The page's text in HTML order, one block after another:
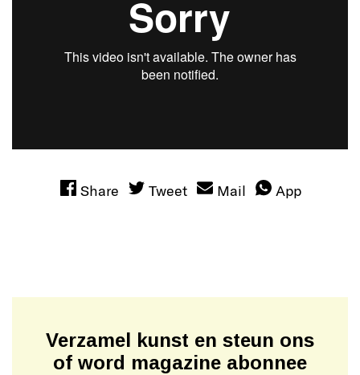
Share Tweet Mail App
Verzamel kunst en steun ons
of word magazine abonnee